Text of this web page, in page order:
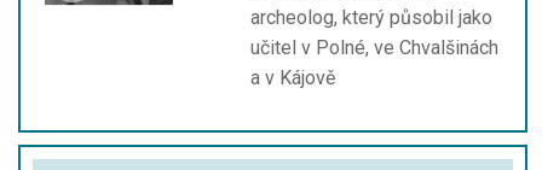
archeolog, který působil jako
učitel v Polné, ve Chvalšinách
a v Kájově